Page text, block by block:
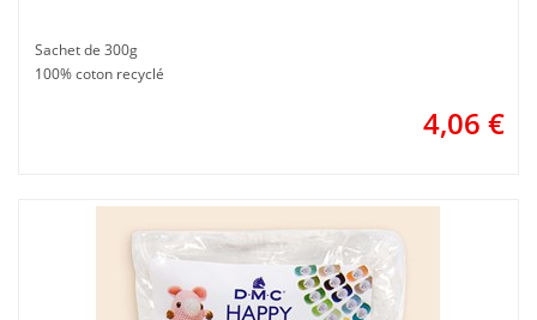
Sachet de 300g
100% coton recyclé
4,06 €